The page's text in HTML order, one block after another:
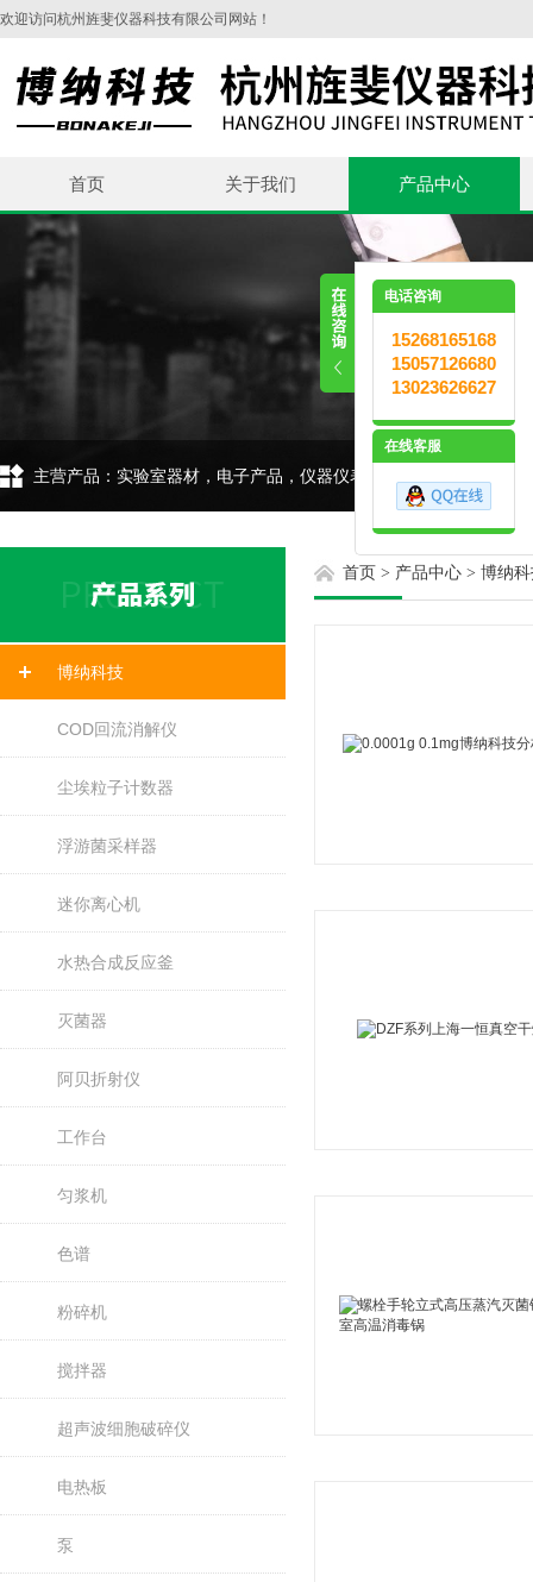
欢迎访问杭州旌斐仪器科技有限公司网站！
首页 关于我们 产品中心
主营产品：实验室器材，电子产品，仪器仪表，环保设备，五金交
博纳科技
COD回流消解仪
尘埃粒子计数器
浮游菌采样器
迷你离心机
水热合成反应釜
灭菌器
阿贝折射仪
工作台
匀浆机
色谱
粉碎机
搅拌器
超声波细胞破碎仪
电热板
泵
首页 > 产品中心 > 博纳
电话咨询
15268165168
15057126680
13023626627
在线客服